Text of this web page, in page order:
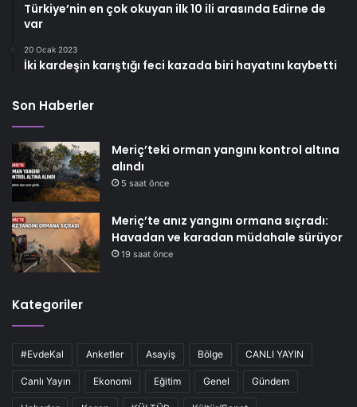
Türkiye’nin en çok okuyan ilk 10 ili arasında Edirne de
var
20 Ocak 2023
İki kardeşin karıştığı feci kazada biri hayatını kaybetti
Son Haberler
Meriç’teki orman yangını kontrol altına
alındı
5 saat önce
Meriç’te anız yangını ormana sıçradı:
Havadan ve karadan müdahale sürüyor
19 saat önce
Kategoriler
#EvdeKal Anketler Asayiş Bölge CANLI YAYIN
Canlı Yayın Ekonomi Eğitim Genel Gündem